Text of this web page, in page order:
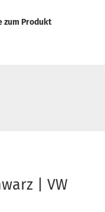
zum Produkt
| VW